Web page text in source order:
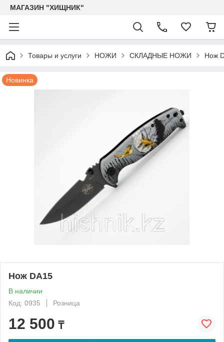
МАГАЗИН "ХИЩНИК"
Товары и услуги НОЖИ СКЛАДНЫЕ НОЖИ Нож
Новинка
Нож DA15
В наличии
Код: 0935
Розница
12 500 ₸